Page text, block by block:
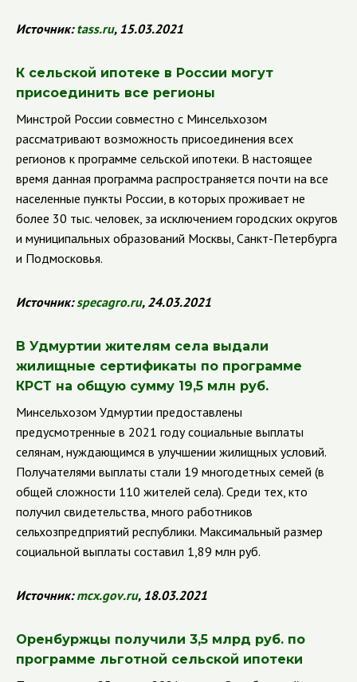
Источник:tass.ru, 15.03.2021
К сельской ипотеке в России могут
присоединить все регионы
Минстрой России совместно с Минсельхозом
рассматривают возможность присоединения всех
регионов к программе сельской ипотеки. В настоящее
время данная программа распространяется почти на все
населенные пункты России, в которых проживает не
более 30 тыс. человек, за исключением городских округов
и муниципальных образований Москвы, Санкт-Петербурга
и Подмосковья.
Источник:specagro.ru, 24.03.2021
В Удмуртии жителям села выдали
жилищные сертификаты по программе
КРСТ на общую сумму 19,5 млн руб.
Минсельхозом Удмуртии предоставлены
предусмотренные в 2021 году социальные выплаты
селянам, нуждающимся в улучшении жилищных условий.
Получателями выплаты стали 19 многодетных семей (в
общей сложности 110 жителей села). Среди тех, кто
получил свидетельства, много работников
сельхозпредприятий республики. Максимальный размер
социальной выплаты составил 1,89 млн руб.
Источник:mcx.gov.ru, 18.03.2021
Оренбуржцы получили 3,5 млрд руб. по
программе льготной сельской ипотеки